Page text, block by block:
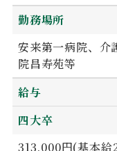
勤務場所
安来第一病院、介
院昌寿苑等
給与
四大卒
313,000円(基本